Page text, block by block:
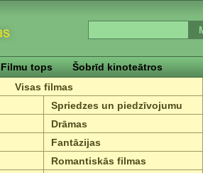
Filmu tops
Šobrīd kinoteātros
Visas filmas
Spriedzes un piedzīvojumu
Drāmas
Fantāzijas
Romantiskās filmas